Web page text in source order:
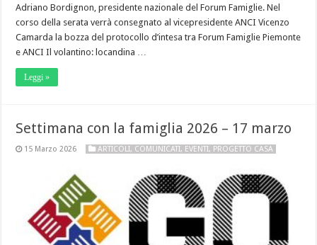
Adriano Bordignon, presidente nazionale del Forum Famiglie. Nel
corso della serata verrà consegnato al vicepresidente ANCI Vicenzo
Camarda la bozza del protocollo d’intesa tra Forum Famiglie Piemonte
e ANCI Il volantino: locandina …
Leggi »
Settimana con la famiglia 2026 – 17 marzo
15 Marzo 2026 ARTICOLI, COMUNICATI, EVENTI, PROGETTO CASA